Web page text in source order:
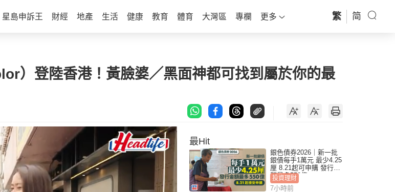
星島申訴王 財經 地產 生活 健康 教育 體育 大灣區 專欄 更多 繁 简
）登陸香港！黃臉婆／黑面神都可找到屬於你的最
最Hit
銀色債券2026｜新一批
銀債每手1萬元 最少4.25
厘 8.21起可申購 發行金
額最多550億
投資理財
7小時前